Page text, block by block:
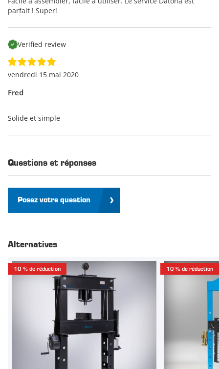
parfait ! Super!
Verified review
Fred
vendredi 15 mai 2020
Solide et simple
Questions et réponses
Posez votre question
Alternatives
10 % de réduction 10 % de réduction